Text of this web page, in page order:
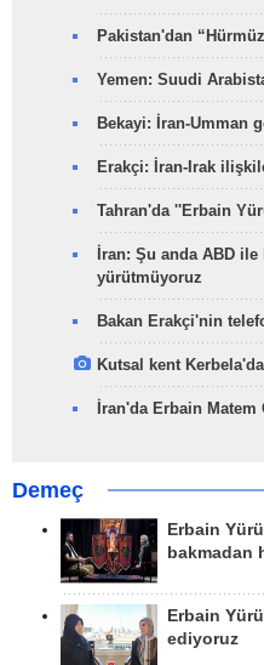
Pakistan'dan
Yemen: Suudi
Bekayi: İran-Umman
Erakçi: İran-Irak
Tahran'da ''Erbain
İran: Şu anda ABD
yürütmüyoruz
Bakan Erakçi'nin
Kutsal kent
İran'da Erbain
Demeç
Erbain
bakmadan
Erbain
ediyoruz